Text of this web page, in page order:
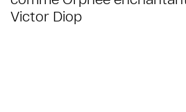
Victor Diop